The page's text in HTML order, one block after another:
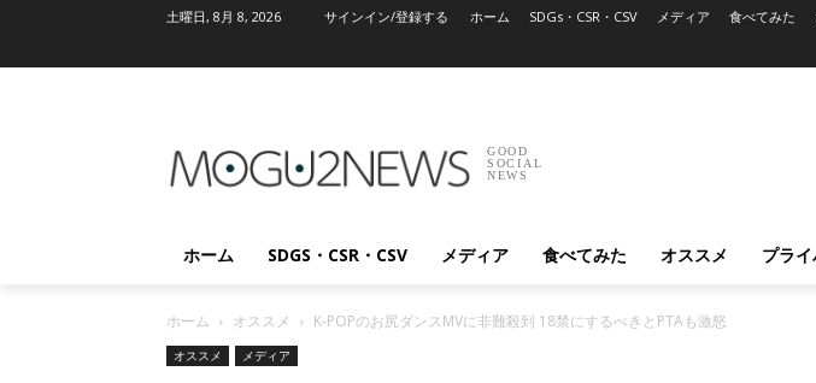
土曜日, 8月 8, 2026 サインイン/登録する ホーム SDGs・CSR・CSV メディア 食べてみた
GOOD
SOCIAL
NEWS
ホーム SDGS・CSR・CSV メディア 食べてみた オススメ プラ
ホーム オススメ K-POPのお尻ダンスMVに非難殺到 18禁にするべきとPTAも激怒
オススメ メディア